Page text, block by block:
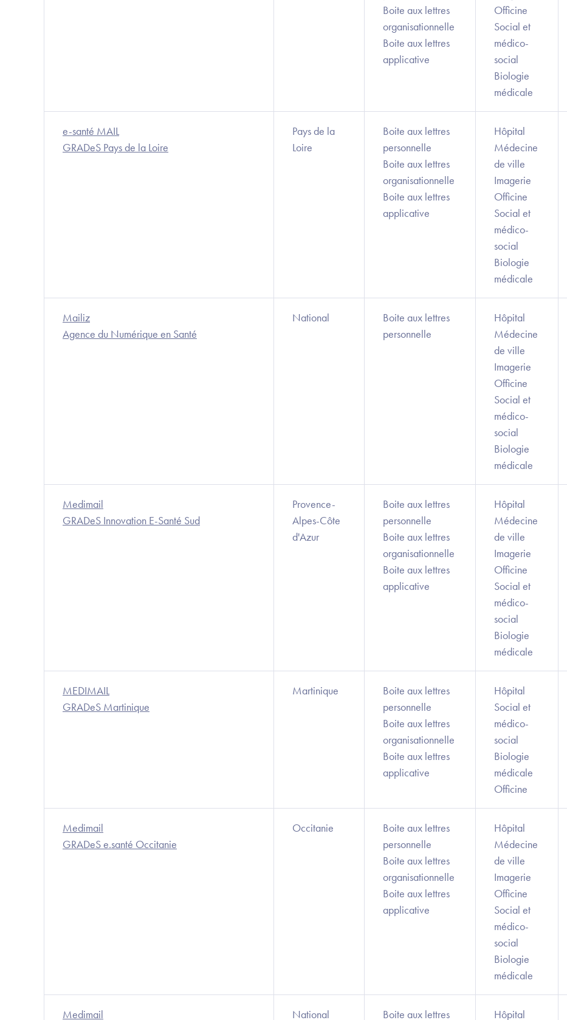
Boite aux lettres
organisationnelle
Boite aux lettres
applicative
Officine
Social et
médico-
social
Biologie
médicale
e-santé MAIL
GRADeS Pays de la Loire
Pays de la
Loire
Boite aux lettres
personnelle
Boite aux lettres
organisationnelle
Boite aux lettres
applicative
Hôpital
Médecine
de ville
Imagerie
Officine
Social et
médico-
social
Biologie
médicale
Mailiz
Agence du Numérique en Santé
National
Boite aux lettres
personnelle
Hôpital
Médecine
de ville
Imagerie
Officine
Social et
médico-
social
Biologie
médicale
Medimail
GRADeS Innovation E-Santé Sud
Provence-
Alpes-Côte
d'Azur
Boite aux lettres
personnelle
Boite aux lettres
organisationnelle
Boite aux lettres
applicative
Hôpital
Médecine
de ville
Imagerie
Officine
Social et
médico-
social
Biologie
médicale
MEDIMAIL
GRADeS Martinique
Martinique
Boite aux lettres
personnelle
Boite aux lettres
organisationnelle
Boite aux lettres
applicative
Hôpital
Social et
médico-
social
Biologie
médicale
Officine
Medimail
GRADeS e.santé Occitanie
Occitanie
Boite aux lettres
personnelle
Boite aux lettres
organisationnelle
Boite aux lettres
applicative
Hôpital
Médecine
de ville
Imagerie
Officine
Social et
médico-
social
Biologie
médicale
Medimail National Boite aux lettres Hôpital